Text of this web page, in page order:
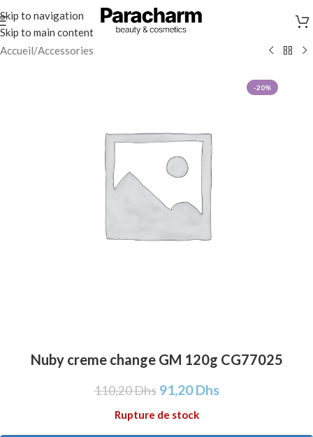
Skip to navigation
Skip to main content
Accueil/Accessories
-20%
Nuby creme change GM 120g CG77025
110,20Dhs 91,20Dhs
Rupture de stock